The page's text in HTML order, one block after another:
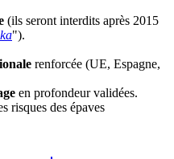
(ils seront interdits après 2015
").
renforcée (UE, Espagne,
en profondeur validées.
risques des épaves